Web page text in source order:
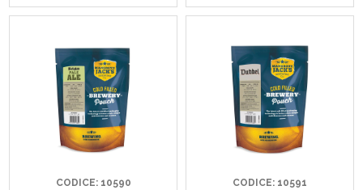
CODICE: 10590 CODICE: 10591